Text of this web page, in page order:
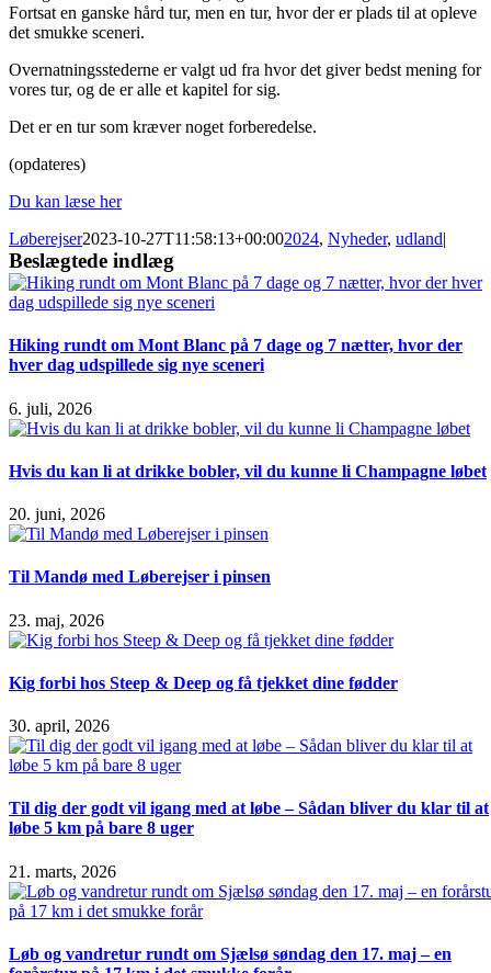
Fortsat en ganske hård tur, men en tur, hvor der er plads til at opleve
det smukke sceneri.
Overnatningsstederne er valgt ud fra hvor det giver bedst mening for
vores tur, og de er alle et kapitel for sig.
Det er en tur som kræver noget forberedelse.
(opdateres)
Du kan læse her
Løberejser2023-10-27T11:58:13+00:002024, Nyheder, udland|
Beslægtede indlæg
Hiking rundt om Mont Blanc på 7 dage og 7 nætter, hvor der
hver dag udspillede sig nye sceneri
6. juli, 2026
Hvis du kan li at drikke bobler, vil du kunne li Champagne løbet
20. juni, 2026
Til Mandø med Løberejser i pinsen
23. maj, 2026
Kig forbi hos Steep & Deep og få tjekket dine fødder
30. april, 2026
Til dig der godt vil igang med at løbe – Sådan bliver du klar til at
løbe 5 km på bare 8 uger
21. marts, 2026
Løb og vandretur rundt om Sjælsø søndag den 17. maj – en